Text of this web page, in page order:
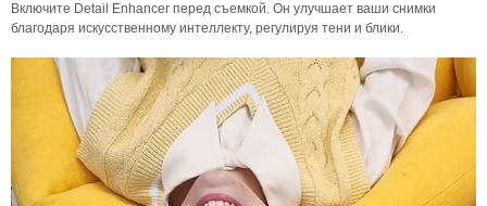
Включите Detail Enhancer перед съемкой. Он улучшает ваши снимки
благодаря искусственному интеллекту, регулируя тени и блики.